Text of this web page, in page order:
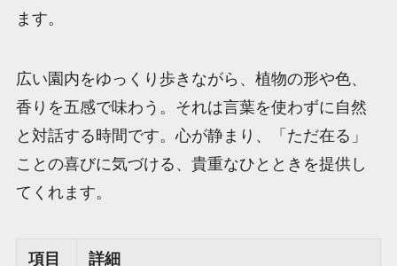
ます。
広い園内をゆっくり歩きながら、植物の形や色、
香りを五感で味わう。それは言葉を使わずに自然
と対話する時間です。心が静まり、「ただ在る」
ことの喜びに気づける、貴重なひとときを提供し
てくれます。
項目 詳細